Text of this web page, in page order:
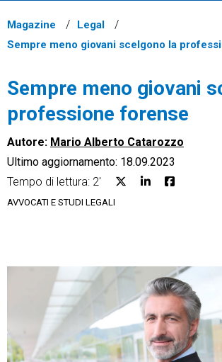
CRM
Fatturazione
Financial Solutions
HR
Magazine
Legal
Sempre meno giovani scelgono la
Sempre meno giovani
professione forense
Autore: Mario Alberto Catarozzo
Ultimo aggiornamento: 18.09.2023
Tempo di lettura: 2'
AVVOCATI E STUDI LEGALI